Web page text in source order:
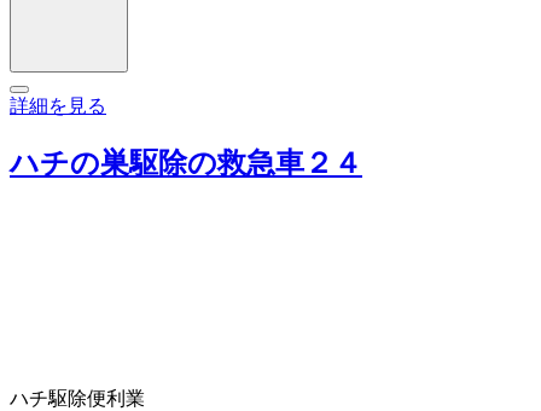
詳細を見る
ハチの巣駆除の救急車２４
ハチ駆除便利業